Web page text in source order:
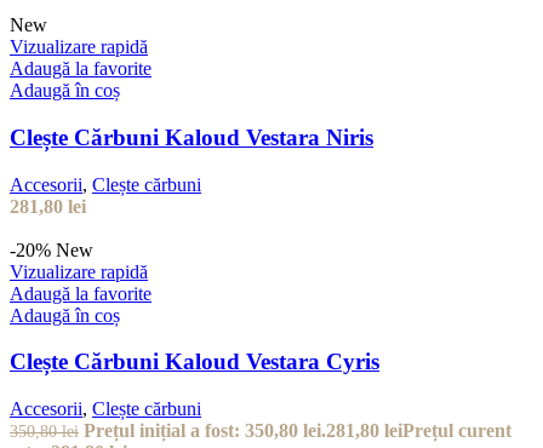
New
Vizualizare rapidă
Adaugă la favorite
Adaugă în coș
Clește Cărbuni Kaloud Vestara Niris
Accesorii, Clește cărbuni
281,80 lei
-20% New
Vizualizare rapidă
Adaugă la favorite
Adaugă în coș
Clește Cărbuni Kaloud Vestara Cyris
Accesorii, Clește cărbuni
350,80lei Prețul inițial a fost: 350,80 lei.281,80 leiPrețul curent